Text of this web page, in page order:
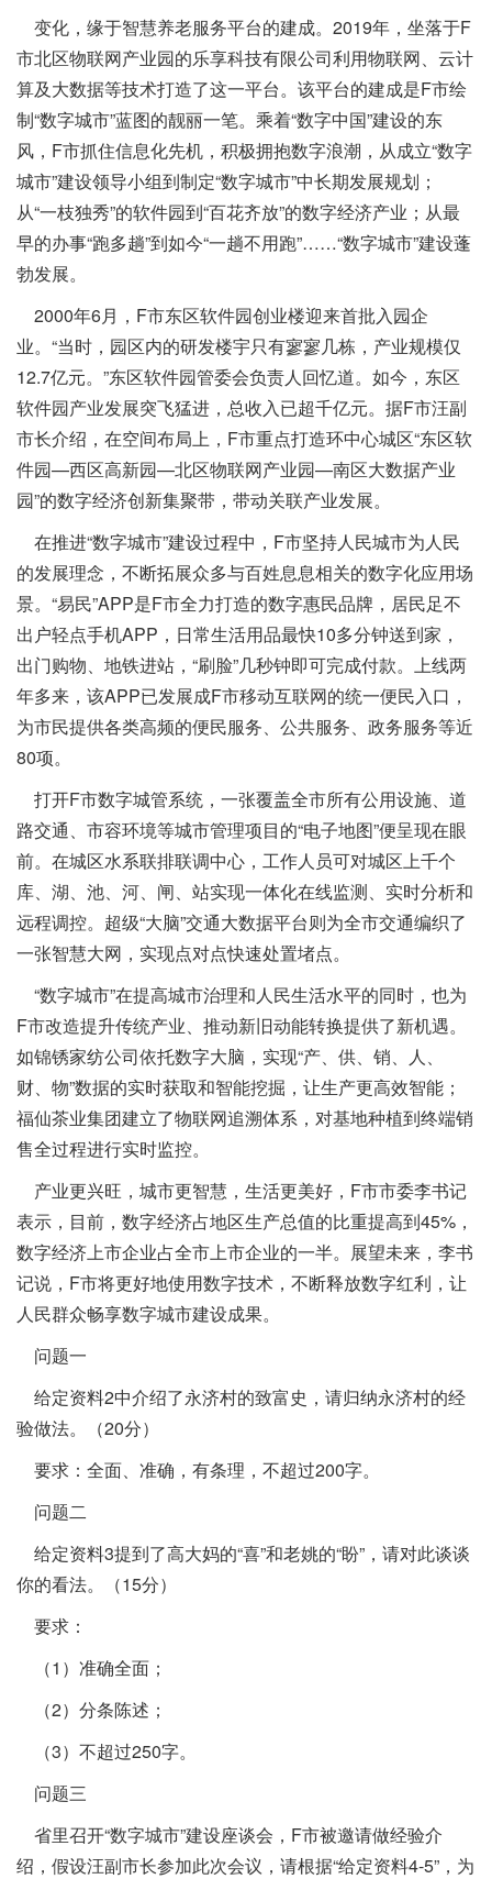
变化，缘于智慧养老服务平台的建成。2019年，坐落于F
市北区物联网产业园的乐享科技有限公司利用物联网、云计
算及大数据等技术打造了这一平台。该平台的建成是F市绘
制“数字城市”蓝图的靓丽一笔。乘着“数字中国”建设的东
风，F市抓住信息化先机，积极拥抱数字浪潮，从成立“数字
城市”建设领导小组到制定“数字城市”中长期发展规划；
从“一枝独秀”的软件园到“百花齐放”的数字经济产业；从最
早的办事“跑多趟”到如今“一趟不用跑”……“数字城市”建设蓬
勃发展。
2000年6月，F市东区软件园创业楼迎来首批入园企
业。“当时，园区内的研发楼宇只有寥寥几栋，产业规模仅
12.7亿元。”东区软件园管委会负责人回忆道。如今，东区
软件园产业发展突飞猛进，总收入已超千亿元。据F市汪副
市长介绍，在空间布局上，F市重点打造环中心城区“东区软
件园—西区高新园—北区物联网产业园—南区大数据产业
园”的数字经济创新集聚带，带动关联产业发展。
在推进“数字城市”建设过程中，F市坚持人民城市为人民
的发展理念，不断拓展众多与百姓息息相关的数字化应用场
景。“易民”APP是F市全力打造的数字惠民品牌，居民足不
出户轻点手机APP，日常生活用品最快10多分钟送到家，
出门购物、地铁进站，“刷脸”几秒钟即可完成付款。上线两
年多来，该APP已发展成F市移动互联网的统一便民入口，
为市民提供各类高频的便民服务、公共服务、政务服务等近
80项。
打开F市数字城管系统，一张覆盖全市所有公用设施、道
路交通、市容环境等城市管理项目的“电子地图”便呈现在眼
前。在城区水系联排联调中心，工作人员可对城区上千个
库、湖、池、河、闸、站实现一体化在线监测、实时分析和
远程调控。超级“大脑”交通大数据平台则为全市交通编织了
一张智慧大网，实现点对点快速处置堵点。
“数字城市”在提高城市治理和人民生活水平的同时，也为
F市改造提升传统产业、推动新旧动能转换提供了新机遇。
如锦锈家纺公司依托数字大脑，实现“产、供、销、人、
财、物”数据的实时获取和智能挖掘，让生产更高效智能；
福仙茶业集团建立了物联网追溯体系，对基地种植到终端销
售全过程进行实时监控。
产业更兴旺，城市更智慧，生活更美好，F市市委李书记
表示，目前，数字经济占地区生产总值的比重提高到45%，
数字经济上市企业占全市上市企业的一半。展望未来，李书
记说，F市将更好地使用数字技术，不断释放数字红利，让
人民群众畅享数字城市建设成果。
问题一
给定资料2中介绍了永济村的致富史，请归纳永济村的经
验做法。（20分）
要求：全面、准确，有条理，不超过200字。
问题二
给定资料3提到了高大妈的“喜”和老姚的“盼”，请对此谈谈
你的看法。（15分）
要求：
（1）准确全面；
（2）分条陈述；
（3）不超过250字。
问题三
省里召开“数字城市”建设座谈会，F市被邀请做经验介
绍，假设汪副市长参加此次会议，请根据“给定资料4-5”，为